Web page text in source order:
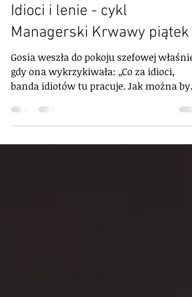
Managerski Krwawy piątek
Idioci i lenie - cykl
Managerski Krwawy piątek
Gosia weszła do pokoju szefowej właśnie
banda idiotów tu pracuje. Jak można być
takim osłem i nie wiedzieć, że proces
wymaga podpisania tego dokumentu.